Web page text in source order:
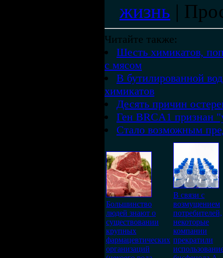
жизнь |
Читайте также:
Шесть химикатов,
с мясом
В бутилированной
химикатов
Десять причин
Ген BRCA1 признан
Стало возможным
Большинство
людей знают о
существовании
крупных
фармацевтических
организаций
В связи с
возмущением
потребителей,
некоторые
компании
прекратили